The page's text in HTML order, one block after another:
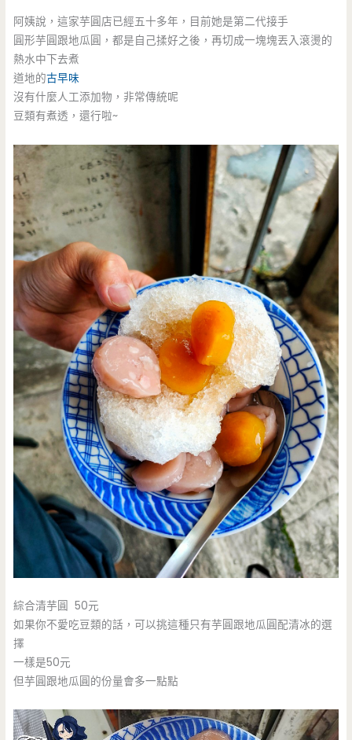
阿姨說，這家芋圓店已經五十多年，目前她是第二代接手
圓形芋圓跟地瓜圓，都是自己揉好之後，再切成一塊塊丟入滾燙的
熱水中下去煮
道地的古早味
沒有什麼人工添加物，非常傳統呢
豆類有煮透，還行啦~
綜合清芋圓 50元
如果你不愛吃豆類的話，可以挑這種只有芋圓跟地瓜圓配清冰的選
擇
一樣是50元
但芋圓跟地瓜圓的份量會多一點點